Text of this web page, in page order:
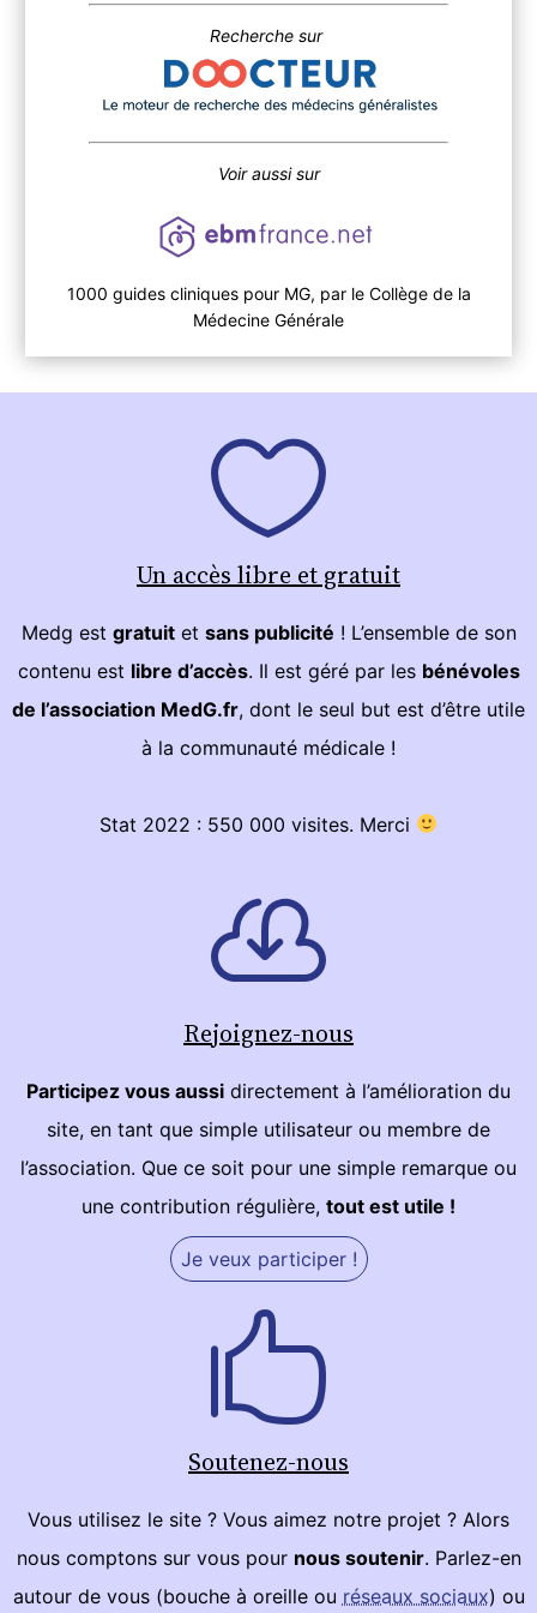
Recherche sur
Voir aussi sur
1000 guides cliniques pour MG, par le Collège de la
Médecine Générale
Un accès libre et gratuit
Medg est gratuitet sans publicité ! L’ensemble de son
contenu est libre d’accès. Il est géré par les bénévoles
de l’association MedG.fr, dont le seul but est d’être utile
à la communauté médicale !
Stat 2022 : 550 000 visites. Merci
Rejoignez-nous
Participez vous aussi directement à l’amélioration du
site, en tant que simple utilisateur ou membre de
l’association. Que ce soit pour une simple remarque ou
une contribution régulière, tout est utile !
Je veux participer !
Soutenez-nous
Vous utilisez le site ? Vous aimez notre projet ? Alors
nous comptons sur vous pour nous soutenir. Parlez-en
autour de vous (bouche à oreille ou réseaux sociaux) ou